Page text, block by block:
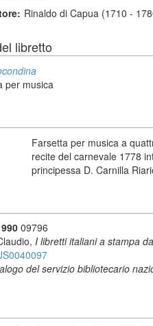
Rinaldo di Capua (1710 -
libretto
per musica
Farsetta per musica a
recite del carnevale 1778
principessa D. Carnilla
09796
I libretti italiani a stampa
del servizio bibliotecario